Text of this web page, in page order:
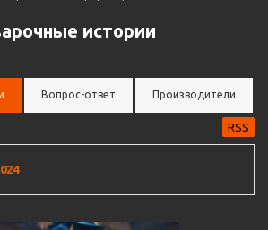
истории
Вопрос-ответ Производители
RSS